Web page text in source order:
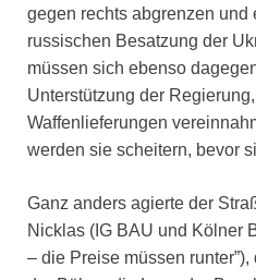
gegen rechts abgrenzen und
russischen Besatzung der
müssen sich ebenso
Unterstützung der
Waffenlieferungen
werden sie scheitern, bevor
Ganz anders agierte der
Nicklas (IG BAU und Kölner
– die Preise müssen